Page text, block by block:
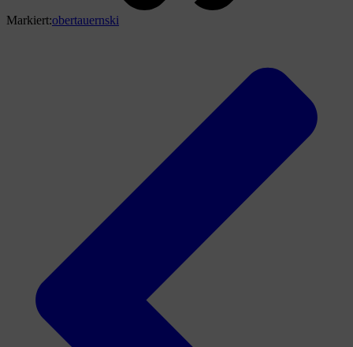
Markiert:obertauernski